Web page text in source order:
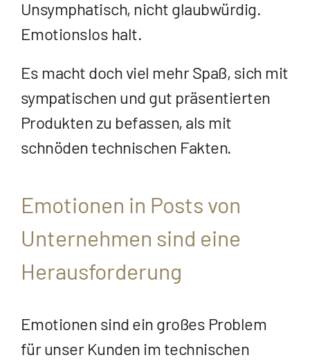
Unsymphatisch, nicht glaubwürdig.
Emotionslos halt.
Es macht doch viel mehr Spaß, sich mit
sympatischen und gut präsentierten
Produkten zu befassen, als mit
schnöden technischen Fakten.
Emotionen in Posts von
Unternehmen sind eine
Herausforderung
Emotionen sind ein großes Problem
für unser Kunden im technischen